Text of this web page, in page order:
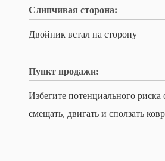
Слипчивая сторона:
Двойник встал на сторону
Пункт продажи:
Избегите потенциального риска
смещать, двигать и сползать